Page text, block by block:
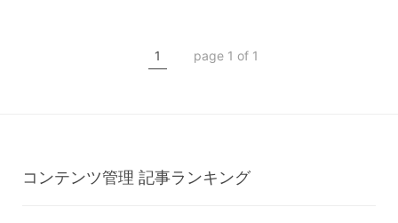
コンテンツタイプ【review】
1 page 1 of 1
コンテンツ管理 記事ランキング